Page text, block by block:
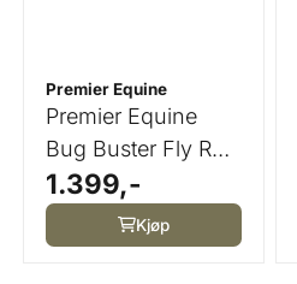
Premier Equine
Premier Equine
Bug Buster Fly Rug
Detachable Neck
...
1.399,-
Kjøp